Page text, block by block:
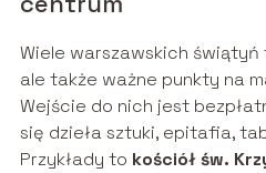
Wiele warszawskich
ale także ważne punkty na
Wejście do nich jest
się dzieła sztuki, epitafia,
Przykłady to kościół św.